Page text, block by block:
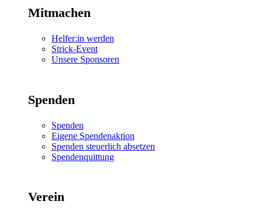
Mitmachen
Helfer:in werden
Strick-Event
Unsere Sponsoren
Spenden
Spenden
Eigene Spendenaktion
Spenden steuerlich absetzen
Spendenquittung
Verein